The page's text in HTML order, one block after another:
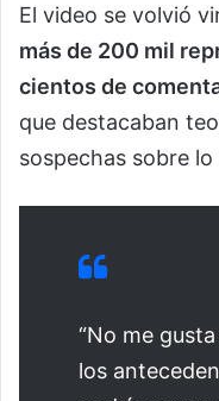
El video se volvió
más de 200 mil
cientos de
que destacaban
sospechas sobre
“No me
los